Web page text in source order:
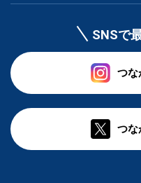
SNSで
つな
つな